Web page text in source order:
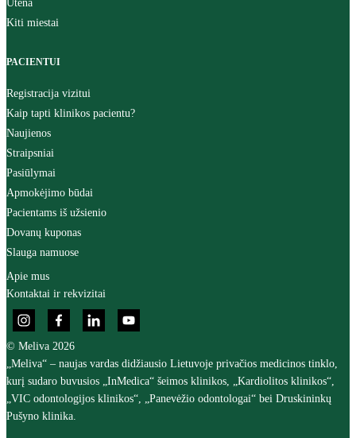
Utena
Kiti miestai
PACIENTUI
Registracija vizitui
Kaip tapti klinikos pacientu?
Naujienos
Straipsniai
Pasiūlymai
Apmokėjimo būdai
Pacientams iš užsienio
Dovanų kuponas
Slauga namuose
Apie mus
Kontaktai ir rekvizitai
© Meliva 2026
„Meliva“ – naujas vardas didžiausio Lietuvoje privačios medicinos tinklo,
kurį sudaro buvusios „InMedica“ šeimos klinikos, „Kardiolitos klinikos“,
„VIC odontologijos klinikos“, „Panevėžio odontologai“ bei Druskininkų
Pušyno klinika.